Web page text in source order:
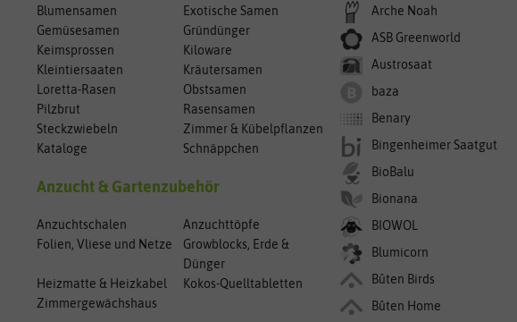
Blumensamen
Exotische Samen
Gemüsesamen
Gründünger
Keimsprossen
Kiloware
Kleintiersaaten
Kräutersamen
Loretta-Rasen
Obstsamen
Pilzbrut
Rasensamen
Steckzwiebeln
Zimmer & Kübelpflanzen
Kataloge
Schnäppchen
Anzucht & Gartenzubehör
Anzuchtschalen
Anzuchttöpfe
Folien, Vliese und Netze
Growblocks, Erde &
Dünger
Heizmatte & Heizkabel
Kokos-Quelltabletten
Zimmergewächshaus
Arche Noah
ASB Greenworld
Austrosaat
baza
Benary
Bingenheimer Saatgut
BioBalu
Bionana
BIOWOL
Blumicorn
Bûten Birds
Bûten Home